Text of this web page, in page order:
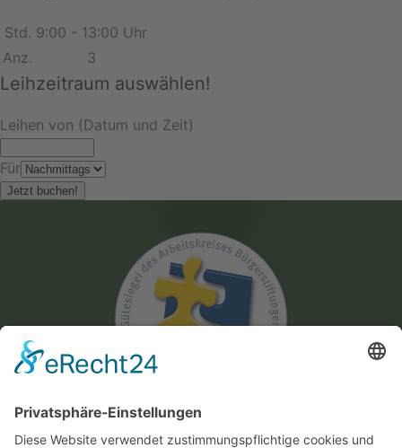
Std. 9:00 - 13:00 Uhr
Anz.
3
Leihzeitraum auswählen!
Leihen von (Datum und Zeit)
Für